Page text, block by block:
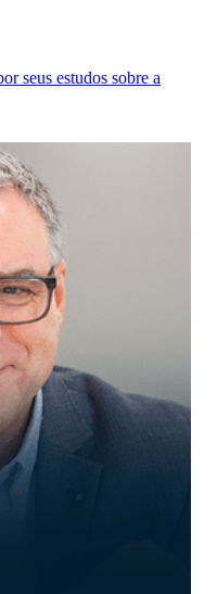
seus estudos sobre a